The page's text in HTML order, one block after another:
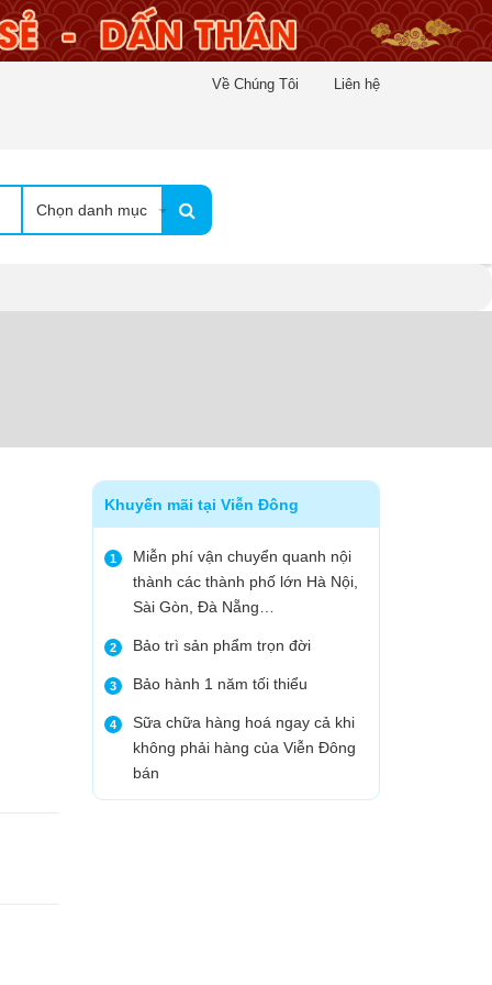
Về Chúng Tôi Liên hệ
Chọn danh mục
Khuyến mãi tại Viễn Đông
1
Miễn phí vận chuyển quanh nội
thành các thành phố lớn Hà Nội,
Sài Gòn, Đà Nẵng…
2 Bảo trì sản phẩm trọn đời
3 Bảo hành 1 năm tối thiểu
4
Sữa chữa hàng hoá ngay cả khi
không phải hàng của Viễn Đông
bán